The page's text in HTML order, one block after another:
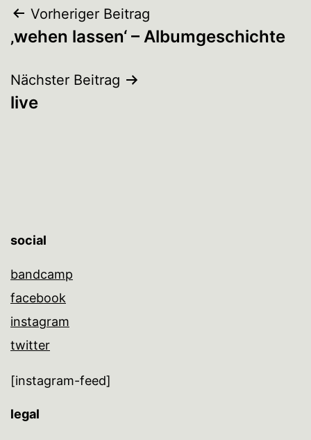
Beitragsnavigation
Vorheriger Beitrag
‚wehen lassen‘ – Albumgeschichte
Nächster Beitrag
live
social
bandcamp
facebook
instagram
twitter
[instagram-feed]
legal